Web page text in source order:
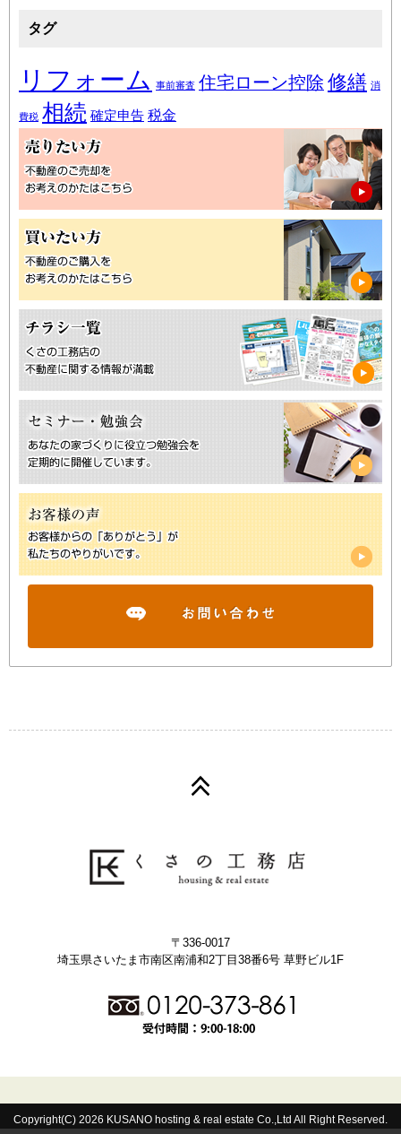
タグ
リフォーム 事前審査 住宅ローン控除 修繕 消
費税 相続 確定申告 税金
〒336-0017
埼玉県さいたま市南区南浦和2丁目38番6号 草野ビル1F
Copyright(C) 2026 KUSANO hosting & real estate Co.,Ltd All Right Reserved.